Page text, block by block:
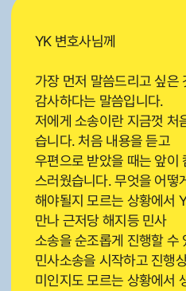
YK 변호사님께
가장 먼저 말씀드리고 싶은
감사하다는 말씀입니다.
저에게 소송이란 지금껏 처
습니다. 처음 내용을 듣고
우편으로 받았을 때는 앞이
스러웠습니다. 무엇을 어떻
해야될지 모르는 상황에서
만나 근저당 해지등 민사
소송을 순조롭게 진행할 수
민사소송을 시작하고 진행
미인지도 모르는 상황에서